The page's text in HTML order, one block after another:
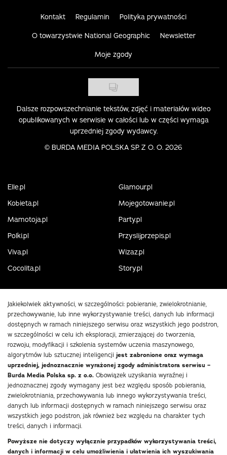
Kontakt Regulamin Polityka prywatności
O towarzystwie National Geographic Newsletter
Moje zgody
Dalsze rozpowszechnianie tekstów, zdjęć i materiałów wideo
opublikowanych w serwisie w całości lub w części wymaga
uprzedniej zgody wydawcy.
© BURDA MEDIA POLSKA SP. Z O. O. 2026
Elle.pl
Glamour.pl
Kobieta.pl
Mojegotowanie.pl
Mamotoja.pl
Party.pl
Polki.pl
Przyslijprzepis.pl
Viva.pl
Wizaz.pl
Cocolita.pl
Story.pl
Jakiekolwiek aktywności, w szczególności: pobieranie, zwielokrotnianie,
przechowywanie, lub inne wykorzystywanie treści, danych lub informacji
dostępnych w ramach niniejszego serwisu oraz wszystkich jego podstron,
w szczególności w celu ich eksploracji, zmierzającej do tworzenia,
rozwoju, modyfikacji i szkolenia systemów uczenia maszynowego,
algorytmów lub sztucznej inteligencji jest zabronione oraz wymaga
uprzedniej, jednoznacznie wyrażonej zgody administratora serwisu –
Burda Media Polska sp. z o.o. Obowiązek uzyskania wyraźnej i
jednoznacznej zgody wymagany jest bez względu sposób pobierania,
zwielokrotniania, przechowywania lub innego wykorzystywania treści,
danych lub informacji dostępnych w ramach niniejszego serwisu oraz
wszystkich jego podstron, jak również bez względu na charakter tych
treści, danych i informacji.
Powyższe nie dotyczy wyłącznie przypadków wykorzystywania treści,
danych i informacji w celu umożliwienia i ułatwienia ich wyszukiwania